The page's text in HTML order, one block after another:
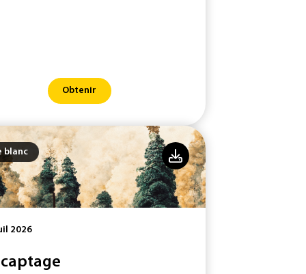
Obtenir
blanc
2026
captage